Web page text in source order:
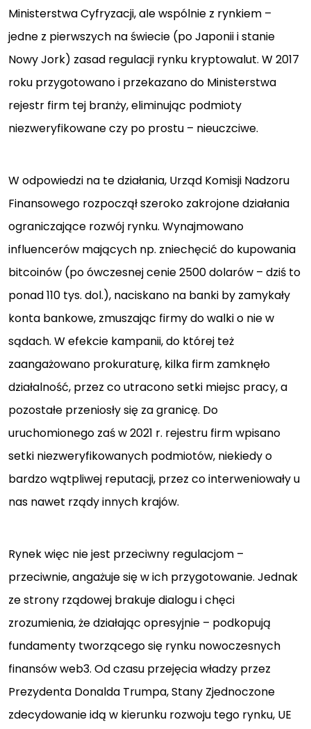
Ministerstwa Cyfryzacji, ale wspólnie z rynkiem –
jedne z pierwszych na świecie (po Japonii i stanie
Nowy Jork) zasad regulacji rynku kryptowalut. W 2017
roku przygotowano i przekazano do Ministerstwa
rejestr firm tej branży, eliminując podmioty
niezweryfikowane czy po prostu – nieuczciwe.
W odpowiedzi na te działania, Urząd Komisji Nadzoru
Finansowego rozpoczął szeroko zakrojone działania
ograniczające rozwój rynku. Wynajmowano
influencerów mających np. zniechęcić do kupowania
bitcoinów (po ówczesnej cenie 2500 dolarów – dziś to
ponad 110 tys. dol.), naciskano na banki by zamykały
konta bankowe, zmuszając firmy do walki o nie w
sądach. W efekcie kampanii, do której też
zaangażowano prokuraturę, kilka firm zamknęło
działalność, przez co utracono setki miejsc pracy, a
pozostałe przeniosły się za granicę. Do
uruchomionego zaś w 2021 r. rejestru firm wpisano
setki niezweryfikowanych podmiotów, niekiedy o
bardzo wątpliwej reputacji, przez co interweniowały u
nas nawet rządy innych krajów.
Rynek więc nie jest przeciwny regulacjom –
przeciwnie, angażuje się w ich przygotowanie. Jednak
ze strony rządowej brakuje dialogu i chęci
zrozumienia, że działając opresyjnie – podkopują
fundamenty tworzącego się rynku nowoczesnych
finansów web3. Od czasu przejęcia władzy przez
Prezydenta Donalda Trumpa, Stany Zjednoczone
zdecydowanie idą w kierunku rozwoju tego rynku, UE